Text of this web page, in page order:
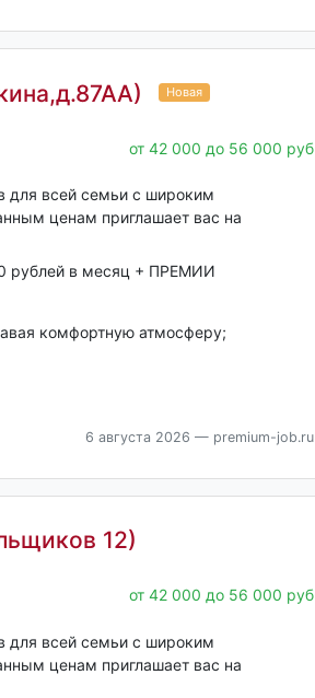
Новая
от 42 000 до 56 000 руб
для всей семьи с широким
ценам приглашает вас на
рублей в месяц + ПРЕМИИ
комфортную атмосферу;
6 августа 2026 — premium-job.ru
12)
от 42 000 до 56 000 руб
для всей семьи с широким
ценам приглашает вас на